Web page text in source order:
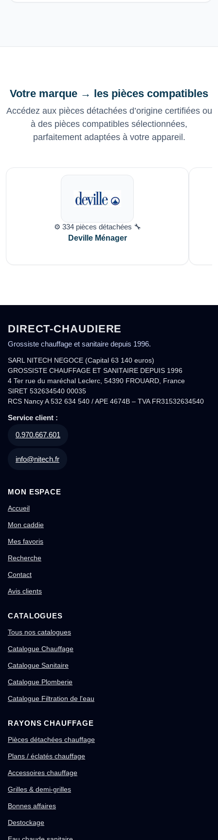
Votre marque → les pièces compatibles
Accédez aux pièces détachées d’origine certifiées ou
à des pièces compatibles sélectionnées,
parfaitement adaptées à votre appareil.
⚙️ 334 pièces détachées 🔧
Deville Ménager
DIRECT-CHAUDIERE
Grossiste chauffage et sanitaire depuis 1996.
SARL NITECH NEGOCE (Capital 63 140 euros)
GROSSISTE CHAUFFAGE ET SANITAIRE DEPUIS 1996
4 Ter rue du maréchal Leclerc, 54390 FROUARD, France
SIRET 532634540 00035
RCS Nancy A 532 634 540 / APE 4674B – TVA FR31532634540
Service client :
0.970.667.601
info@nitech.fr
MON ESPACE
Accueil
Mon caddie
Mes favoris
Recherche
Contact
Avis clients
CATALOGUES
Tous nos catalogues
Catalogue Chauffage
Catalogue Sanitaire
Catalogue Plomberie
Catalogue Filtration de l'eau
RAYONS CHAUFFAGE
Pièces détachées chauffage
Plans / éclatés chauffage
Accessoires chauffage
Grilles & demi-grilles
Bonnes affaires
Destockage